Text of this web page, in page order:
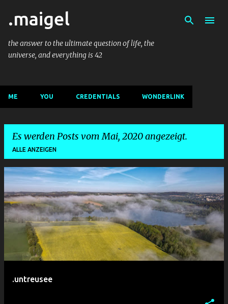
.maigel
the answer to the ultimate question of life, the
universe, and everything is 42
ME YOU CREDENTIALS WONDERLINK
Es werden Posts vom Mai, 2020 angezeigt.
ALLE ANZEIGEN
P
o
s
t
.untreusee